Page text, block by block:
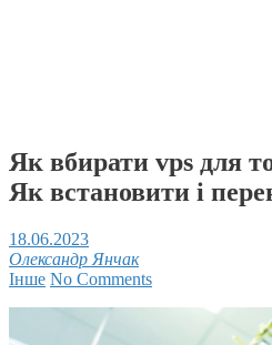
Як вбирати vps для
Як встановити і
18.06.2023
Олександр Янчак
Інше No Comments